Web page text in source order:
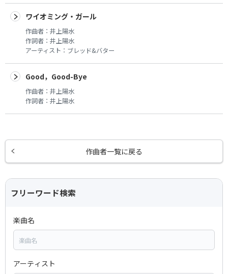
ワイオミング・ガール
作曲者： 井上陽水
作詞者： 井上陽水
アーティスト： ブレッド&バター
Good，Good-Bye
作曲者： 井上陽水
作詞者： 井上陽水
作曲者一覧に戻る
フリーワード検索
楽曲名
アーティスト